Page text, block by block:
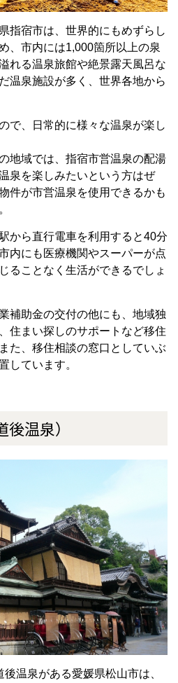
指宿市は、世界的にもめずらし
、市内には1,000箇所以上の泉
れる温泉旅館や絶景露天風呂な
温泉施設が多く、世界各地から
で、日常的に様々な温泉が楽し
地域では、指宿市営温泉の配湯
泉を楽しみたいという方はぜ
件が市営温泉を使用できるかも
から直行電車を利用すると40分
内にも医療機関やスーパーが点
ることなく生活ができるでしょ
補助金の交付の他にも、地域独
住まい探しのサポートなど移住
た、移住相談の窓口としていぶ
しています。
温泉）
後温泉がある愛媛県松山市は、